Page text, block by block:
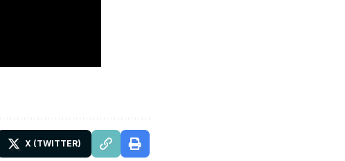
X (TWITTER)